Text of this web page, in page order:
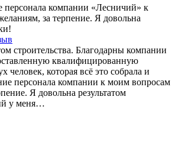
персонала компании «Лесничий» к
за терпение. Я довольна
строительства. Благодарны компании
квалифицированную
человек, которая всё это собрала и
персонала компании к моим вопросам
Я довольна результатом
у меня…